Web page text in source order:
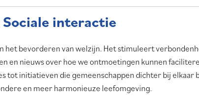
Sociale interactie
het bevorderen van welzijn. Het stimuleert
en nieuws over hoe we ontmoetingen kunnen
tot initiatieven die gemeenschappen dichter bij elkaar
en meer harmonieuze leefomgeving.